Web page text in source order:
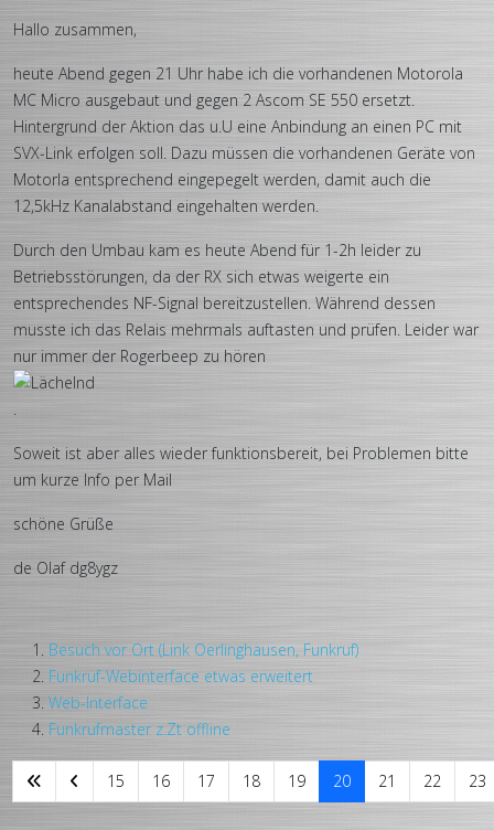
Hallo zusammen,
heute Abend gegen 21 Uhr habe ich die vorhandenen Motorola
MC Micro ausgebaut und gegen 2 Ascom SE 550 ersetzt.
Hintergrund der Aktion das u.U eine Anbindung an einen PC mit
SVX-Link erfolgen soll. Dazu müssen die vorhandenen Geräte von
Motorla entsprechend eingepegelt werden, damit auch die
12,5kHz Kanalabstand eingehalten werden.
Durch den Umbau kam es heute Abend für 1-2h leider zu
Betriebsstörungen, da der RX sich etwas weigerte ein
entsprechendes NF-Signal bereitzustellen. Während dessen
musste ich das Relais mehrmals auftasten und prüfen. Leider war
nur immer der Rogerbeep zu hören
.
Soweit ist aber alles wieder funktionsbereit, bei Problemen bitte
um kurze Info per Mail
schöne Grüße
de Olaf dg8ygz
Besuch vor Ort (Link Oerlinghausen, Funkruf)
Funkruf-Webinterface etwas erweitert
Web-Interface
Funkrufmaster z.Zt offline
15 16 17 18 19 20 21 22 23